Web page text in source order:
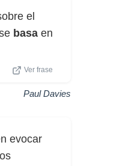
el
basa en
Ver frase
Paul Davies
evocar